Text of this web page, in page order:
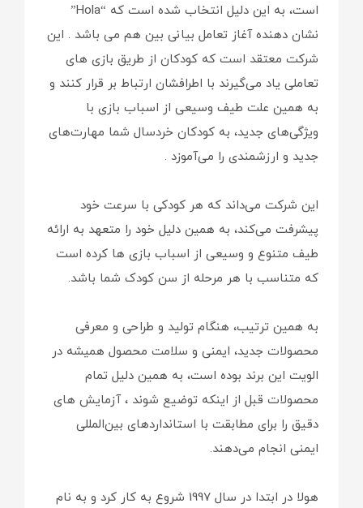
است، به این دلیل انتخاب شده است که “Hola”
نشان دهنده آغاز تعامل بیانی بین هم می باشد . این
شرکت معتقد است که کودکان از طریق بازی های
تعاملی یاد می‌گیرند با اطرافشان ارتباط بر قرار کنند و
به همین علت طیف وسیعی از اسباب بازی با
ویژگی‌های جدید، به کودکان خردسال شما مهارت‌های
جدید و ارزشمندی را می‌آموزد .
این شرکت می‌داند که هر کودکی با سرعت خود
پیشرفت می‌کند، به همین دلیل خود را متعهد به ارائه
طیف متنوع و وسیعی از اسباب بازی ها کرده است
که متناسب با هر مرحله از سن کودک شما باشد.
به همین ترتیب، هنگام تولید و طراحی و معرفی
محصولات جدید، ایمنی و سلامت محصول همیشه در
الویت این برند بوده است، به همین دلیل تمام
محصولات قبل از اینکه توضیع شوند ، آزمایش های
دقیق را برای مطابقت با استانداردهای بین‌المللی
ایمنی انجام می‌دهند.
هولا در ابتدا در سال 1997 شروع به کار کرد و به نام